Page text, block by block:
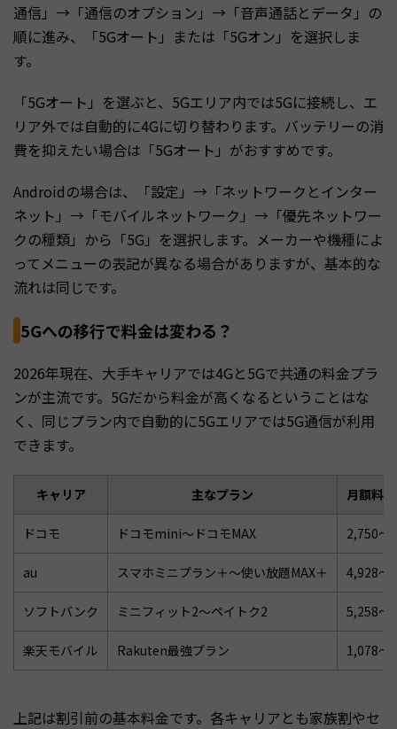
通信」→「通信のオプション」→「音声通話とデータ」の
順に進み、「5Gオート」または「5Gオン」を選択しま
す。
「5Gオート」を選ぶと、5Gエリア内では5Gに接続し、エ
リア外では自動的に4Gに切り替わります。バッテリーの消
費を抑えたい場合は「5Gオート」がおすすめです。
Androidの場合は、「設定」→「ネットワークとインター
ネット」→「モバイルネットワーク」→「優先ネットワー
クの種類」から「5G」を選択します。メーカーや機種によ
ってメニューの表記が異なる場合がありますが、基本的な
流れは同じです。
5Gへの移行で料金は変わる？
2026年現在、大手キャリアでは4Gと5Gで共通の料金プラ
ンが主流です。5Gだから料金が高くなるということはな
く、同じプラン内で自動的に5Gエリアでは5G通信が利用
できます。
キャリア 主なプラン 月額料
ドコモ ドコモmini〜ドコモMAX 2,750〜
au スマホミニプラン＋〜使い放題MAX＋ 4,928〜
ソフトバンク ミニフィット2〜ペイトク2 5,258〜
楽天モバイル Rakuten最強プラン 1,078〜
上記は割引前の基本料金です。各キャリアとも家族割やセ